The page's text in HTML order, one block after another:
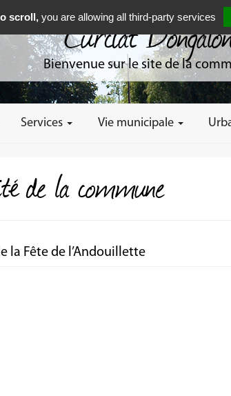
Curciat
Bienvenue sur le site de la
Services Vie municipale
de la commune
la Fête de l’Andouillette
scroll, you are allowing all third-party services